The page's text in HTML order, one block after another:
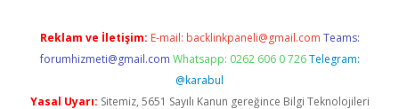
Reklam ve İletişim: E-mail: backlinkpaneli@gmail.com Teams:
forumhizmeti@gmail.com Whatsapp: 0262 606 0 726 Telegram:
@karabul
Yasal Uyarı: Sitemiz, 5651 Sayılı Kanun gereğince Bilgi Teknolojileri